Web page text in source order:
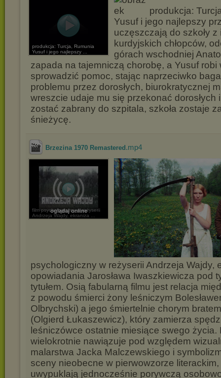
produkcja: Turcja, Rumunia
Yusuf i jego najlepszy ...
produkcja:
Yusuf i jego najlepszy
uczęszczają do szkoły
kurdyjskich chłopców,
górach wschodniej
zapada na tajemniczą chorobę, a Yusuf robi
sprowadzić pomoc, stając naprzeciwko
problemu przez dorosłych, biurokratycznej
wreszcie udaje mu się przekonać dorosłych
zostać zabrany do szpitala, szkoła zostaje
śnieżycę.
Brzezina 1970 Remastered .mp4
oglądaj online
film psychologiczny w reżyserii
Andrzeja Wajdy, ekraniza ...
psychologiczny w reżyserii Andrzeja Wajdy,
opowiadania Jarosława Iwaszkiewicza pod
tytułem. Osią fabularną filmu jest relacja
z powodu śmierci żony leśniczym
Olbrychski) a jego śmiertelnie chorym
(Olgierd Łukaszewicz), który zamierza
leśniczówce ostatnie miesiące swego życia.
wielokrotnie nawiązuje pod względem
malarstwa Jacka Malczewskiego i
sceny nieobecne w pierwowzorze
uwypuklają jednocześnie porywczą